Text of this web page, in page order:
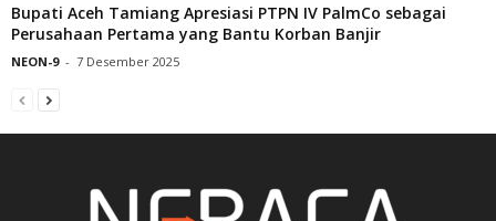
Bupati Aceh Tamiang Apresiasi PTPN IV PalmCo sebagai
Perusahaan Pertama yang Bantu Korban Banjir
NEON-9 - 7 Desember 2025